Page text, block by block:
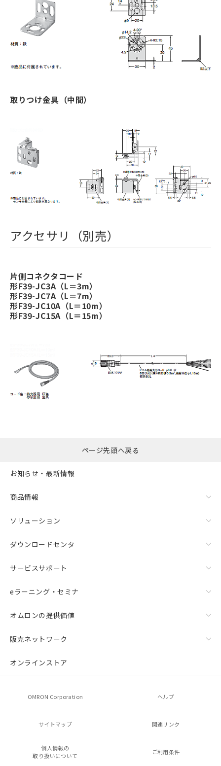
取りつけ金具（中間）
アクセサリ（別売）
片側コネクタコード
形F39-JC3A（L＝3m）
形F39-JC7A（L＝7m）
形F39-JC10A（L＝10m）
形F39-JC15A（L＝15m）
ページ先頭へ戻る
お知らせ・最新情報
商品情報
ソリューション
ダウンロードセンタ
サービスサポート
eラーニング・セミナ
オムロンの提供価値
販売ネットワーク
オンラインストア
OMRON Corporation ヘルプ
サイトマップ 関連リンク
個人情報の
取り扱いについて
ご利用条件